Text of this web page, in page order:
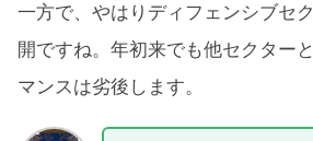
一方で、やはりディフェンシブセ
開ですね。年初来でも他セクター
マンスは劣後します。